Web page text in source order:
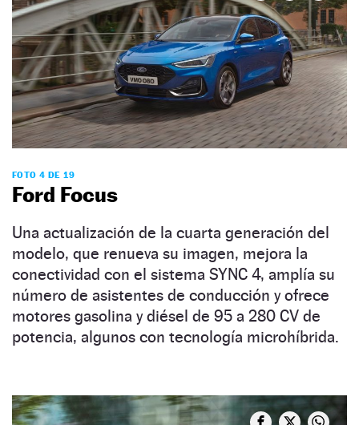
FOTO 4 DE 19
Ford Focus
Una actualización de la cuarta generación del
modelo, que renueva su imagen, mejora la
conectividad con el sistema SYNC 4, amplía su
número de asistentes de conducción y ofrece
motores gasolina y diésel de 95 a 280 CV de
potencia, algunos con tecnología microhíbrida.